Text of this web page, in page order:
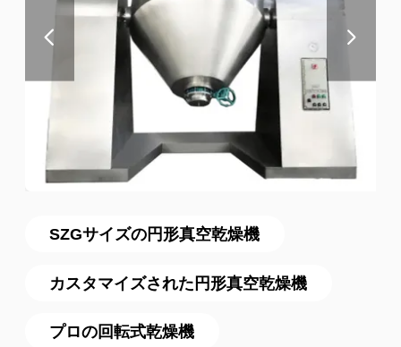
SZGサイズの円形真空乾燥機
カスタマイズされた円形真空乾燥機
プロの回転式乾燥機